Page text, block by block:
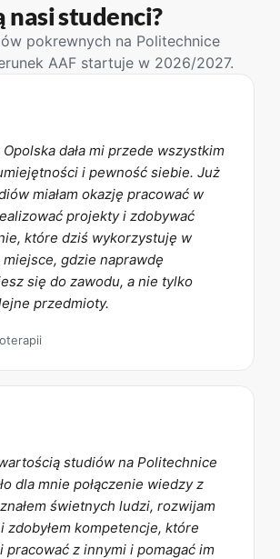
nasi studenci?
pokrewnych na Politechnice
AAF startuje w 2026/2027.
dała mi przede wszystkim
i pewność siebie. Już
miałam okazję pracować w
projekty i zdobywać
które dziś wykorzystuję w
gdzie naprawdę
się do zawodu, a nie tylko
przedmioty.
studiów na Politechnice
dla mnie połączenie wiedzy z
świetnych ludzi, rozwijam
zdobyłem kompetencje, które
pracować z innymi i pomagać im